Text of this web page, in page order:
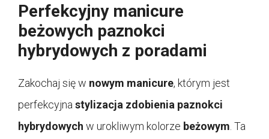
Perfekcyjny manicure
beżowych paznokci
hybrydowych z poradami
Zakochaj się w nowym manicure, którym jest
perfekcyjna stylizacja zdobienia paznokci
hybrydowych w urokliwym kolorze beżowym . Ta